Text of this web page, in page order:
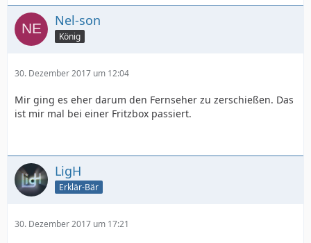
Nel-son
König
30. Dezember 2017 um 12:04
Mir ging es eher darum den Fernseher zu zerschießen. Das
ist mir mal bei einer Fritzbox passiert.
LigH
Erklär-Bär
30. Dezember 2017 um 17:21